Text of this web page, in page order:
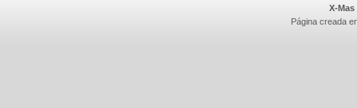
X-Mas
Página creada